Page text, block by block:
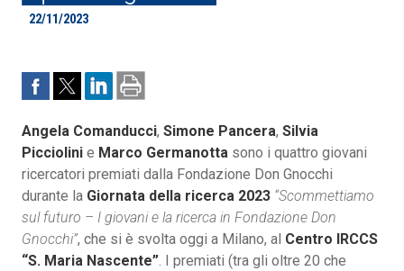
22/11/2023
Angela Comanducci, Simone Pancera, Silvia
Picciolini e Marco Germanotta sono i quattro giovani
ricercatori premiati dalla Fondazione Don Gnocchi
durante la Giornata della ricerca 2023 “Scommettiamo
sul futuro – I giovani e la ricerca in Fondazione Don
Gnocchi”, che si è svolta oggi a Milano, al Centro IRCCS
“S. Maria Nascente”. I premiati (tra gli oltre 20 che